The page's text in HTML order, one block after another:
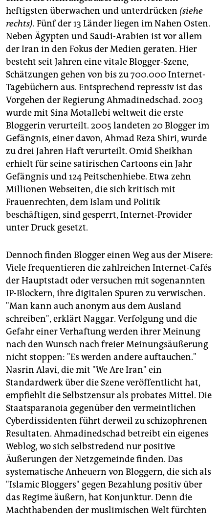
heftigsten überwachen und unterdrücken (siehe
rechts). Fünf der 13 Länder liegen im Nahen Osten.
Neben Ägypten und Saudi-Arabien ist vor allem
der Iran in den Fokus der Medien geraten. Hier
besteht seit Jahren eine vitale Blogger-Szene,
Schätzungen gehen von bis zu 700.000 Internet-
Tagebüchern aus. Entsprechend repressiv ist das
Vorgehen der Regierung Ahmadinedschad. 2003
wurde mit Sina Motallebi weltweit die erste
Bloggerin verurteilt. 2005 landeten 20 Blogger im
Gefängnis, einer davon, Ahmad Reza Shiri, wurde
zu drei Jahren Haft verurteilt. Omid Sheikhan
erhielt für seine satirischen Cartoons ein Jahr
Gefängnis und 124 Peitschenhiebe. Etwa zehn
Millionen Webseiten, die sich kritisch mit
Frauenrechten, dem Islam und Politik
beschäftigen, sind gesperrt, Internet-Provider
unter Druck gesetzt.
Dennoch finden Blogger einen Weg aus der Misere:
Viele frequentieren die zahlreichen Internet-Cafés
der Hauptstadt oder versuchen mit sogenannten
IP-Blockern, ihre digitalen Spuren zu verwischen.
"Man kann auch anonym aus dem Ausland
schreiben", erklärt Naggar. Verfolgung und die
Gefahr einer Verhaftung werden ihrer Meinung
nach den Wunsch nach freier Meinungsäußerung
nicht stoppen: "Es werden andere auftauchen."
Nasrin Alavi, die mit "We Are Iran" ein
Standardwerk über die Szene veröffentlicht hat,
empfiehlt die Selbstzensur als probates Mittel. Die
Staatsparanoia gegenüber den vermeintlichen
Cyberdissidenten führt derweil zu schizophrenen
Resultaten. Ahmadinedschad betreibt ein eigenes
Weblog, wo sich selbstredend nur positive
Äußerungen der Netzgemeinde finden. Das
systematische Anheuern von Bloggern, die sich als
"Islamic Bloggers" gegen Bezahlung positiv über
das Regime äußern, hat Konjunktur. Denn die
Machthabenden der muslimischen Welt fürchten